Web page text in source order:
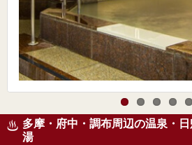
多摩・府中・調布周辺の温泉・
湯